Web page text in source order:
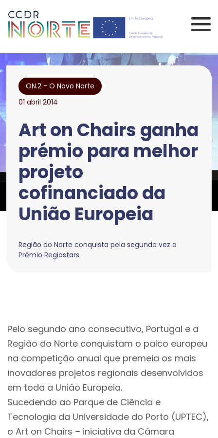
Comissão de
ON.2 - O Novo Norte
01 abril 2014
Art on Chairs ganha
prémio para melhor
projeto
cofinanciado da
União Europeia
Região do Norte conquista pela segunda vez o
Prémio Regiostars
Pelo segundo ano consecutivo, Portugal e a
Região do Norte conquistam o palco europeu
na competição anual que premeia os mais
inovadores projetos regionais desenvolvidos
em toda a União Europeia.
Sucedendo ao Parque de Ciência e
Tecnologia da Universidade do Porto (UPTEC),
o Art on Chairs – iniciativa da Câmara